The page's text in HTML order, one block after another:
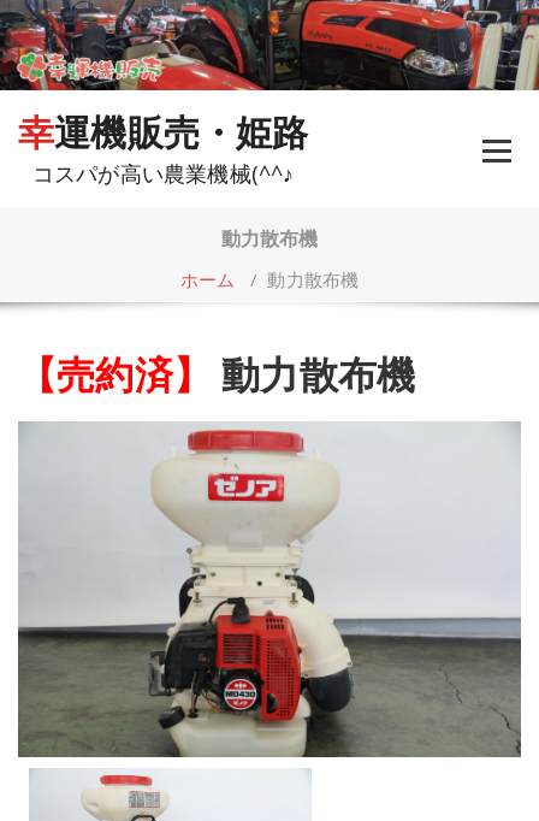
コ
ン
テ
ン
幸運機販売・姫路
コスパが高い農業機械(^^♪
動力散布機
ホーム /動力散布機
【売約済】 動力散布機